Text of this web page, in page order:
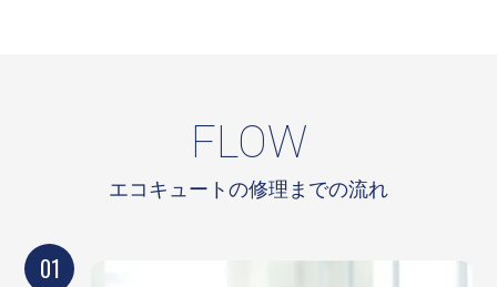
FLOW
エコキュートの修理までの流れ
01